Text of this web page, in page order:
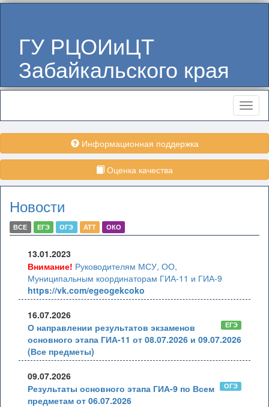
ГУ РЦОИиЦТ
Забайкальского края
Меню
Информационная поддержка
Оценка качества
Новости
ВСЕ ЕГЭ ОГЭ АТТ ОКО
13.01.2023
Внимание! Руководителям МСУ, ОО,
Муниципальным координаторам ГИА-11 и ГИА-9
https://vk.com/egeogekcoko
16.07.2026
ЕГЭ
О направлении результатов экзаменов
основного этапа ГИА-11 от 08.07.2026 и 09.07.2026
(Все предметы)
09.07.2026
ОГЭ
Результаты основного этапа ГИА-9 по Всем
предметам от 06.07.2026